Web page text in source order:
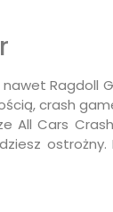
Ragdoll
crash
Cars